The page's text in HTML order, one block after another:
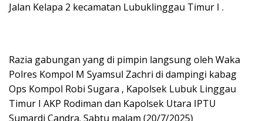
Jalan Kelapa 2 kecamatan Lubuklinggau Timur I .
Razia gabungan yang di pimpin langsung oleh Waka
Polres Kompol M Syamsul Zachri di dampingi kabag
Ops Kompol Robi Sugara , Kapolsek Lubuk Linggau
Timur I AKP Rodiman dan Kapolsek Utara IPTU
Sumardi Candra. Sabtu malam (20/7/2025)